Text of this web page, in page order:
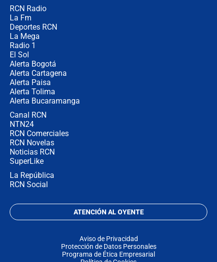
RCN Radio
La Fm
Deportes RCN
La Mega
Radio 1
El Sol
Alerta Bogotá
Alerta Cartagena
Alerta Paisa
Alerta Tolima
Alerta Bucaramanga
Canal RCN
NTN24
RCN Comerciales
RCN Novelas
Noticias RCN
SuperLike
La República
RCN Social
ATENCIÓN AL OYENTE
Aviso de Privacidad
Protección de Datos Personales
Programa de Ética Empresarial